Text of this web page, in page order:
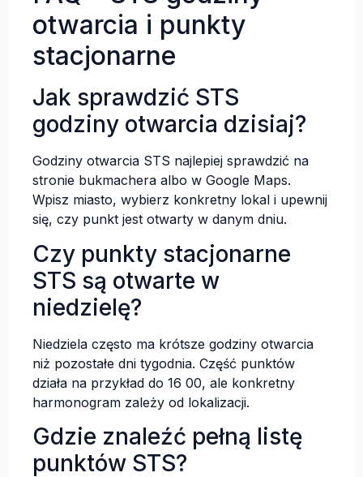
otwarcia i punkty
stacjonarne
Jak sprawdzić STS
godziny otwarcia dzisiaj?
Godziny otwarcia STS najlepiej sprawdzić na
stronie bukmachera albo w Google Maps.
Wpisz miasto, wybierz konkretny lokal i upewnij
się, czy punkt jest otwarty w danym dniu.
Czy punkty stacjonarne
STS są otwarte w
niedzielę?
Niedziela często ma krótsze godziny otwarcia
niż pozostałe dni tygodnia. Część punktów
działa na przykład do 16 00, ale konkretny
harmonogram zależy od lokalizacji.
Gdzie znaleźć pełną listę
punktów STS?